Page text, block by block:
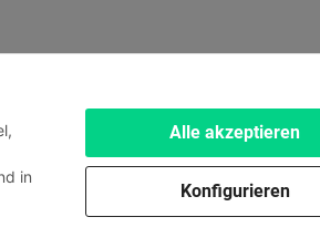
Alle akzeptieren
Konfigurieren
in